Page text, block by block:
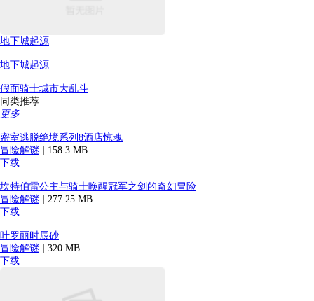
地下城起源
地下城起源
假面骑士城市大乱斗
同类推荐
更多
密室逃脱绝境系列8酒店惊魂
冒险解谜
158.3 MB
下载
坎特伯雷公主与骑士唤醒冠军之剑的奇幻冒险
冒险解谜
277.25 MB
下载
叶罗丽时辰砂
冒险解谜
320 MB
下载